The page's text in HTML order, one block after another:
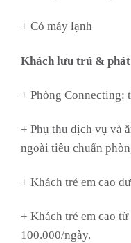
+ Có máy lạnh
Khách lưu trú & phát
+ Phòng Connecting:
+ Phụ thu dịch vụ và
ngoài tiêu chuẩn
+ Khách trẻ em cao
+ Khách trẻ em cao
100.000/ngày.